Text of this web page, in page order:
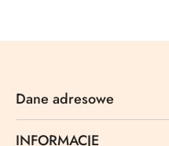
Dane adresowe
INFORMACJE